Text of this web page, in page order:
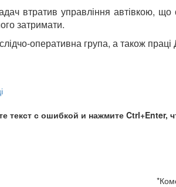
втратив управління автівкою,
затримати.
оперативна група, а також
текст с ошибкой и нажмите Ctrl+Enter,
*